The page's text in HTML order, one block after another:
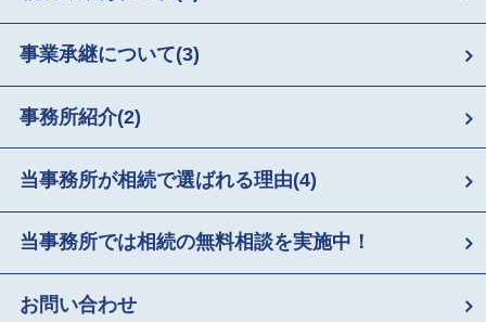
事業承継について(3)
事務所紹介(2)
当事務所が相続で選ばれる理由(4)
当事務所では相続の無料相談を実施中！
お問い合わせ